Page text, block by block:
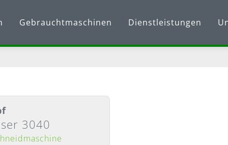
Gebrauchtmaschinen Dienstleistungen
3040